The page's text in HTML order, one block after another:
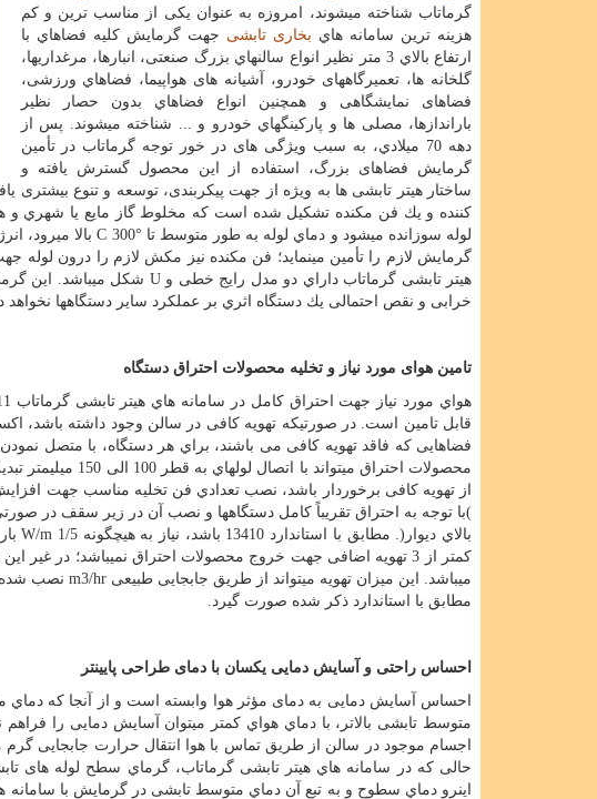
گرماتاب شناخته میشوند، امروزه به عنوان یکی از مناسب ترین و کم
هزینه ترین سامانه هاي بخاری تابشی جهت گرمایش كليه فضاهاي با
ارتفاع بالاي 3 متر نظیر انواع سالنهاي بزرگ صنعتی، انبارها، مرغداريها،
گلخانه ها، تعمیرگاههای خودرو، آشیانه های هواپیما، فضاهاي ورزشی،
فضاهای نمایشگاهی و همچنین انواع فضاهاي بدون حصار نظیر
باراندازها، مصلی ها و پاركينگهاي خودرو و ... شناخته میشوند. پس از
دهه 70 ميلادي، به سبب ویژگی های در خور توجه گرماتاب در تأمین
گرمایش فضاهای بزرگ، استفاده از این محصول گسترش یافته و
ساختار هیتر تابشی ها به ویژه از جهت پیکربندی، توسعه و تنوع
كننده و یك فن مکنده تشکیل شده است كه مخلوط گاز مایع یا شهري
لوله سوزانده میشود و دماي لوله به طور متوسط تا C 300° بالا میرود،
گرمایش لازم را تأمین مینماید؛ فن مکنده نیز مکش لازم را درون لوله
هیتر تابشی گرماتاب داراي دو مدل رایج خطی و U شکل میباشد. این
خرابی و نقص احتمالی یك دستگاه اثري بر عملکرد سایر دستگاهها
تامین هوای مورد نیاز و تخلیه محصولات احتراق دستگاه
قابل تامین است. در صورتیکه تهویه کافی در سالن وجود داشته باشد،
فضاهایی كه فاقد تهویه كافی می باشند، براي هر دستگاه، با متصل
محصولات احتراق
از تهویه کافی برخوردار باشد، نصب تعدادي فن تخلیه مناسب جهت
)با توجه به احتراق تقریباً كامل دستگاهها و نصب آن در زیر سقف در
بالاي دیوار(. مطابق با استاندارد 13410 باشد، نیاز به هیچگونه
W/m 1/5
كمتر از 3 تهویه اضافی جهت خروج محصولات احتراق نمیباشد؛ در
میباشد. این میزان تهویه میتواند از طریق جابجایی طبیعی m3/hr نصب شده
مطابق با استاندارد ذكر شده صورت گیرد.
احساس راحتی و آسایش دمایی یکسان با دمای طراحی پایینتر
احساس آسایش دمایی به دمای مؤثر هوا وابسته است و از آنجا كه دماي
متوسط تابشی بالاتر، با دماي هواي كمتر میتوان آسایش دمایی را
اجسام موجود در سالن از طریق تماس با هوا انتقال حرارت جابجایی گرم
حالی كه در سامانه هاي هیتر تابشی گرماتاب، گرماي سطح لوله های
اینرو دماي سطوح و به تبع آن دماي متوسط تابشی در گرمایش با